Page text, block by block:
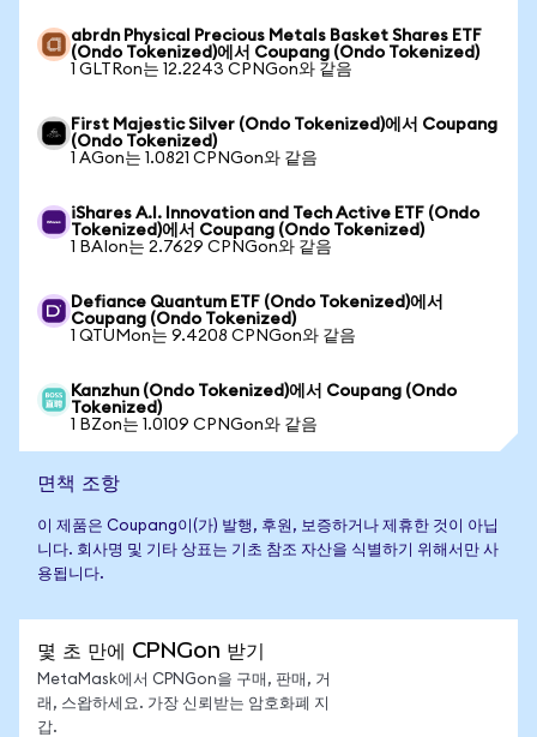
abrdn Physical Precious Metals Basket Shares ETF
(Ondo Tokenized)에서 Coupang (Ondo Tokenized)
1 GLTRon는 12.2243 CPNGon와 같음
First Majestic Silver (Ondo Tokenized)에서 Coupang
(Ondo Tokenized)
1 AGon는 1.0821 CPNGon와 같음
iShares A.I. Innovation and Tech Active ETF (Ondo
Tokenized)에서 Coupang (Ondo Tokenized)
1 BAIon는 2.7629 CPNGon와 같음
Defiance Quantum ETF (Ondo Tokenized)에서
Coupang (Ondo Tokenized)
1 QTUMon는 9.4208 CPNGon와 같음
Kanzhun (Ondo Tokenized)에서 Coupang (Ondo
Tokenized)
1 BZon는 1.0109 CPNGon와 같음
면책 조항
이 제품은 Coupang이(가) 발행, 후원, 보증하거나 제휴한 것이 아닙
니다. 회사명 및 기타 상표는 기초 참조 자산을 식별하기 위해서만 사
용됩니다.
몇 초 만에 CPNGon 받기
MetaMask에서 CPNGon을 구매, 판매, 거
래, 스왑하세요. 가장 신뢰받는 암호화폐 지
갑.